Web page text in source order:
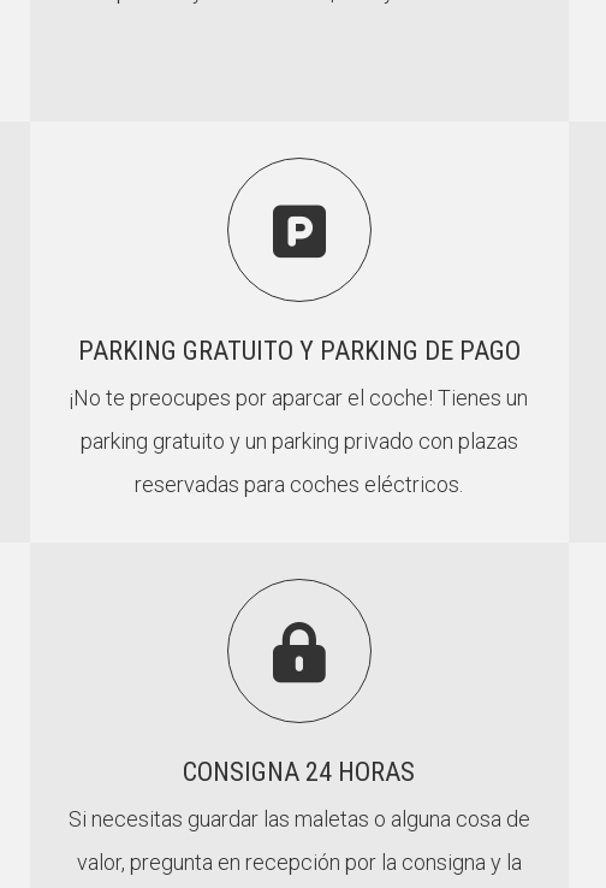

PARKING GRATUITO Y PARKING DE PAGO
¡No te preocupes por aparcar el coche! Tienes un
parking gratuito y un parking privado con plazas
reservadas para coches eléctricos.

CONSIGNA 24 HORAS
Si necesitas guardar las maletas o alguna cosa de
valor, pregunta en recepción por la consigna y la